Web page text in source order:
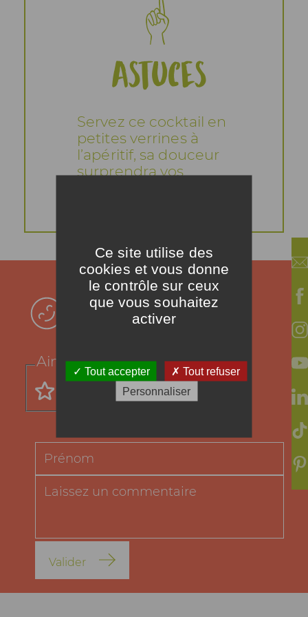
Astuces
Servez ce cocktail en
petites verrines à
l’apéritif, sa douceur
surprendra vos
Votre avis !
Aimez-vous cette recette ?
Valider
Ce site utilise des
cookies et vous donne
le contrôle sur ceux
que vous souhaitez
activer
Tout accepter
Tout refuser
Personnaliser